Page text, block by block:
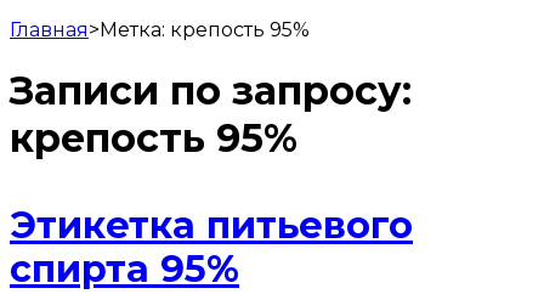
Главная>Метка: крепость 95%
Записи по запросу:
крепость 95%
Этикетка питьевого
спирта 95%